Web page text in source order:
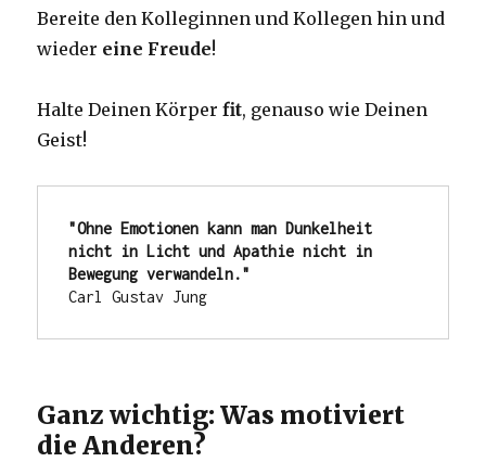
Bereite den Kolleginnen und Kollegen hin und
wieder eine Freude!
Halte Deinen Körperfit, genauso wie Deinen
Geist!
"Ohne Emotionen kann man Dunkelheit
nicht in Licht und Apathie nicht in
Carl Gustav Jung
Ganz wichtig: Was motiviert
die Anderen?